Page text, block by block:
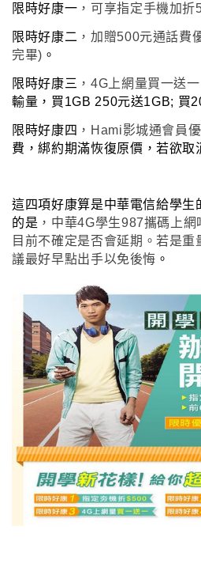
限時好康一 ， 可享指定手機加折
限時好康二 ， 加贈500元通話費
完畢) 。
限時好康三 ， 4G上網量買一送一
輸量 ，買1GB 250元送1GB; 買
限時好康四 ， Hami影城通會員
費 ，綁約期滿恢復原價 ，若欲
這四項好康算是中華電信給學生
的是 ， 中華4G學生987攜碼上
目前不確定是否會延期 。若是
議最好早點出手以免後悔 。